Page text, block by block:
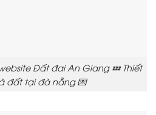
Đất đai An Giang 💤 Thiết
đất tại đà nẵng 💌